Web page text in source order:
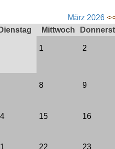
März 2026
Dienstag Mittwoch
1 2
8 9
15 16
22 23